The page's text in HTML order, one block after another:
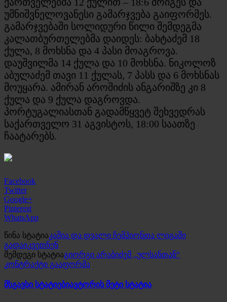
უმნიშვნელოვანესი გამარჯვება გაიფორმეს.
გამარჯვებაში სოლიდური წილი შემდეგმა
კალათბურთელებმა დაიდეს: ბახტაძემ 18
ქულა, 8 მოხსნა და 4 პასი მოაგროვა.
დაუშვილმა 14 ქულა და 10 მოხსნა. ნიკოლოზ
აბულაძემ თავი 11 ქულას, 7 პასს და 6 მოხსნას
მოუყარა. ამირან აროშიძის ანგარიშზე კი 8
ქულა და 9 ქულა დაგროვდა.
პორტუგალიასთან გადამწყვეტ შეხვედრას
საქართველო 31 აგვისტოს, 18:00 საათზე
ჩაატარებს.
Facebook
Twitter
Google+
Pinterest
WhatsApp
წინა სტატიაკაშია და დვალი ჩემპიონთა ლიგაში
გადაიკვეთნენ
შემდეგი სტატიაგიორგი არაბიძემ „ულსანთან“
კონტრაქტი გააფორმა
მსგავსი სტატიებიავტორის მეტი სტატია